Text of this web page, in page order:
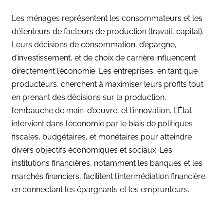
Les ménages représentent les consommateurs et les
détenteurs de facteurs de production (travail, capital).
Leurs décisions de consommation, d’épargne,
d’investissement, et de choix de carrière influencent
directement l’économie. Les entreprises, en tant que
producteurs, cherchent à maximiser leurs profits tout
en prenant des décisions sur la production,
l’embauche de main-d’œuvre, et l’innovation. L’État
intervient dans l’économie par le biais de politiques
fiscales, budgétaires, et monétaires pour atteindre
divers objectifs économiques et sociaux. Les
institutions financières, notamment les banques et les
marchés financiers, facilitent l’intermédiation financière
en connectant les épargnants et les emprunteurs.